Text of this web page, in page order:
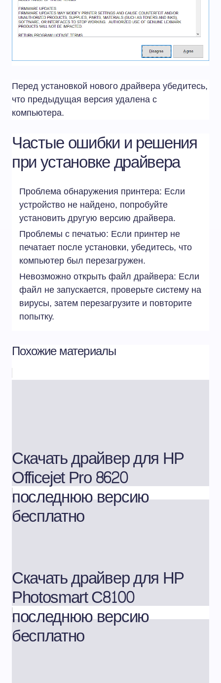
Перед установкой нового драйвера убедитесь,
что предыдущая версия удалена с
компьютера.
Частые ошибки и решения
при установке драйвера
Проблема обнаружения принтера: Если
устройство не найдено, попробуйте
установить другую версию драйвера.
Проблемы с печатью: Если принтер не
печатает после установки, убедитесь, что
компьютер был перезагружен.
Невозможно открыть файл драйвера: Если
файл не запускается, проверьте систему на
вирусы, затем перезагрузите и повторите
попытку.
Похожие материалы
Скачать драйвер для HP
Officejet Pro 8620
последнюю версию
бесплатно
Скачать драйвер для HP
Photosmart C8100
последнюю версию
бесплатно